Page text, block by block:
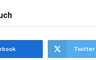
Twitter